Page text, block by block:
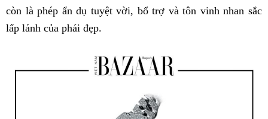
còn là phép ẩn dụ tuyệt vời, bổ trợ và tôn vinh nhan sắc
lấp lánh của phái đẹp.